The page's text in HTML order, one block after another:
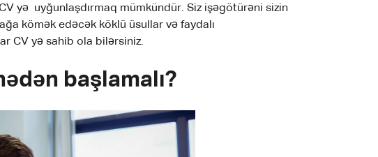
yə uyğunlaşdırmaq mümkündür. Siz işəgötürəni sizin
kömək edəcək köklü üsullar və faydalı
CV yə sahib ola bilərsiniz.
başlamalı?